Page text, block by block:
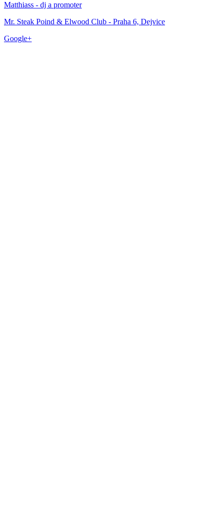
Matthiass - dj a promoter
Mr. Steak Poind & Elwood Club - Praha 6, Dejvice
Google+